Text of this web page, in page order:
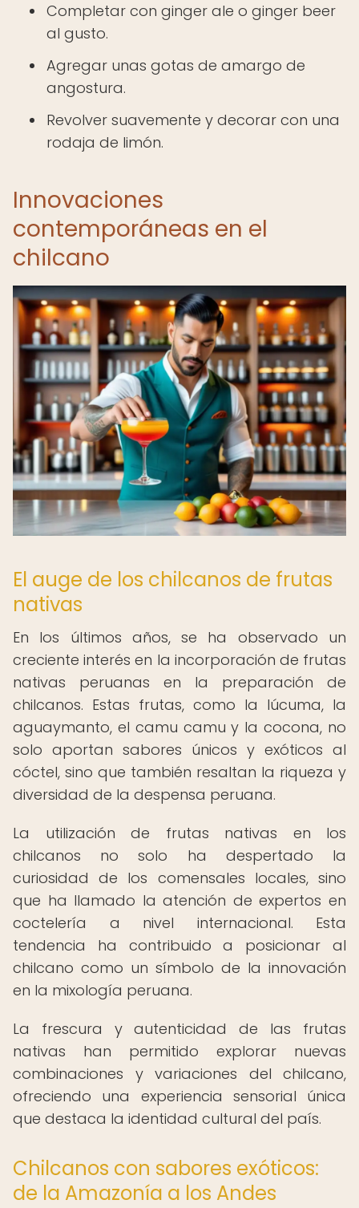
Completar con ginger ale o ginger beer
al gusto.
Agregar unas gotas de amargo de
angostura.
Revolver suavemente y decorar con una
rodaja de limón.
Innovaciones
contemporáneas en el
chilcano
El auge de los chilcanos de frutas
nativas
En los últimos años, se ha observado un
creciente interés en la incorporación de frutas
nativas peruanas en la preparación de
chilcanos. Estas frutas, como la lúcuma, la
aguaymanto, el camu camu y la cocona, no
solo aportan sabores únicos y exóticos al
cóctel, sino que también resaltan la riqueza y
diversidad de la despensa peruana.
La utilización de frutas nativas en los
chilcanos no solo ha despertado la
curiosidad de los comensales locales, sino
que ha llamado la atención de expertos en
coctelería a nivel internacional. Esta
tendencia ha contribuido a posicionar al
chilcano como un símbolo de la innovación
en la mixología peruana.
La frescura y autenticidad de las frutas
nativas han permitido explorar nuevas
combinaciones y variaciones del chilcano,
ofreciendo una experiencia sensorial única
que destaca la identidad cultural del país.
Chilcanos con sabores exóticos:
de la Amazonía a los Andes